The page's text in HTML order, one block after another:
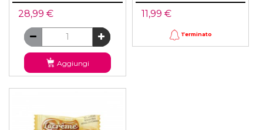
28,99 €
Aggiungi
11,99 €
Terminato